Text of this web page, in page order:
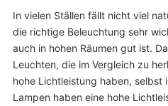
In vielen Ställen fällt nicht viel
die richtige Beleuchtung sehr
auch in hohen Räumen gut ist.
Leuchten, die im Vergleich zu
hohe Lichtleistung haben, selbst
Lampen haben eine hohe